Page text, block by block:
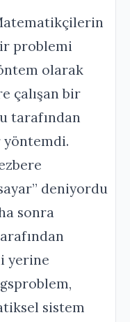
problemi
olarak
çalışan bir
tarafından
deniyordu
sonra
yerine
sistem